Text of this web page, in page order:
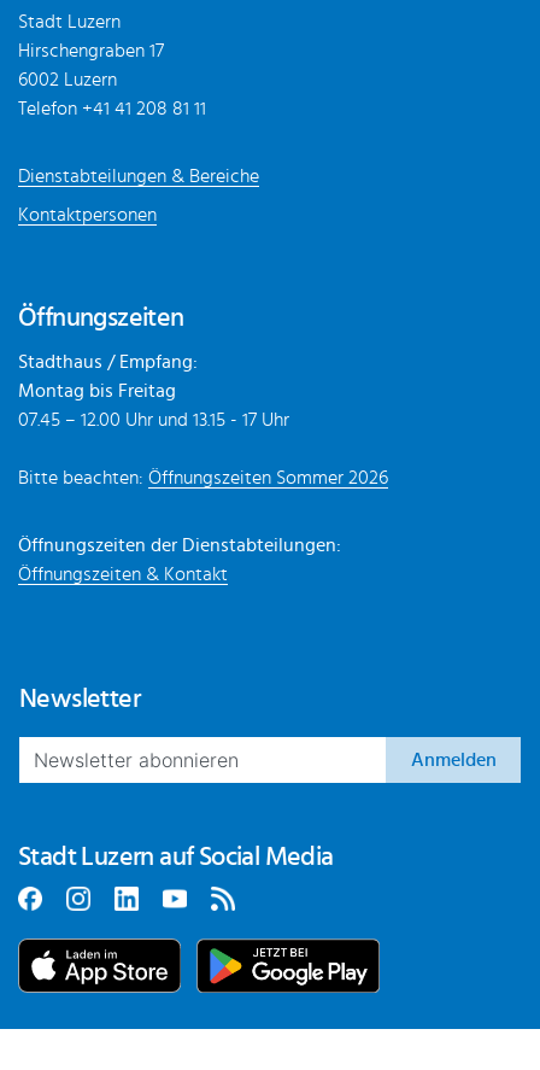
Stadt Luzern
Hirschengraben 17
6002 Luzern
Telefon +41 41 208 81 11
Dienstabteilungen & Bereiche
Kontaktpersonen
Öffnungszeiten
Stadthaus / Empfang:
Montag bis Freitag
07.45 – 12.00 Uhr und 13.15 - 17 Uhr
Bitte beachten: Öffnungszeiten Sommer 2026
Öffnungszeiten der Dienstabteilungen:
Öffnungszeiten & Kontakt
Newsletter
Anmelden
Stadt Luzern auf Social Media